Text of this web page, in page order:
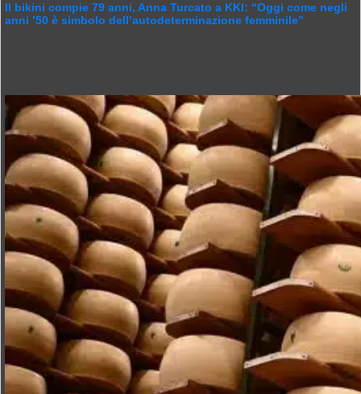
Il bikini compie 79 anni, Anna Turcato a KKI: “Oggi come negli
anni ’50 è simbolo dell’autodeterminazione femminile”